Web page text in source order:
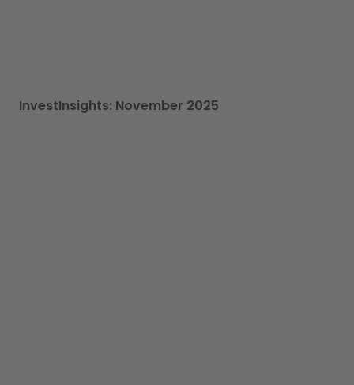
InvestInsights: November 2025